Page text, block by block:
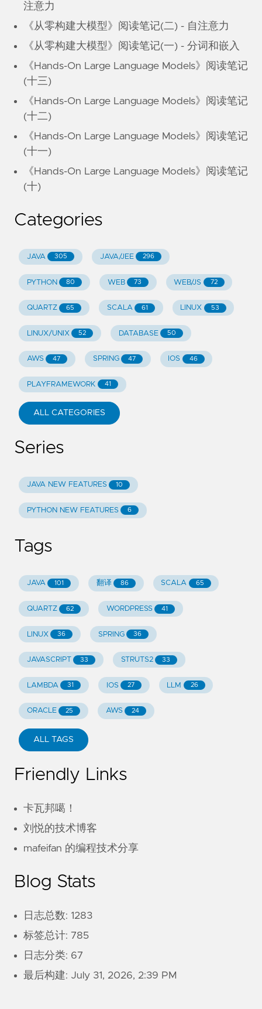
注意力
《从零构建大模型》阅读笔记(二) - 自注意力
《从零构建大模型》阅读笔记(一) - 分词和嵌入
《Hands-On Large Language Models》阅读笔记
(十三)
《Hands-On Large Language Models》阅读笔记
(十二)
《Hands-On Large Language Models》阅读笔记
(十一)
《Hands-On Large Language Models》阅读笔记
(十)
Categories
JAVA 305 JAVA/JEE 296
PYTHON 80 WEB 73 WEB/JS 72
QUARTZ 65 SCALA 61 LINUX 53
LINUX/UNIX 52 DATABASE 50
AWS 47 SPRING 47 IOS 46
PLAYFRAMEWORK 41
ALL CATEGORIES
Series
JAVA NEW FEATURES 10
PYTHON NEW FEATURES 6
Tags
JAVA 101 翻译 86 SCALA 65
QUARTZ 62 WORDPRESS 41
LINUX 36 SPRING 36
JAVASCRIPT 33 STRUTS2 33
LAMBDA 31 IOS 27 LLM 26
ORACLE 25 AWS 24
ALL TAGS
Friendly Links
卡瓦邦噶！
刘悦的技术博客
mafeifan 的编程技术分享
Blog Stats
日志总数: 1283
标签总计: 785
日志分类: 67
最后构建: July 31, 2026, 2:39 PM